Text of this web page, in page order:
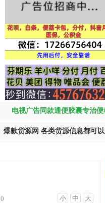
电视广告同款通便胶囊专治便
爆款货源网 各类货源信息都可
小 中 大
0